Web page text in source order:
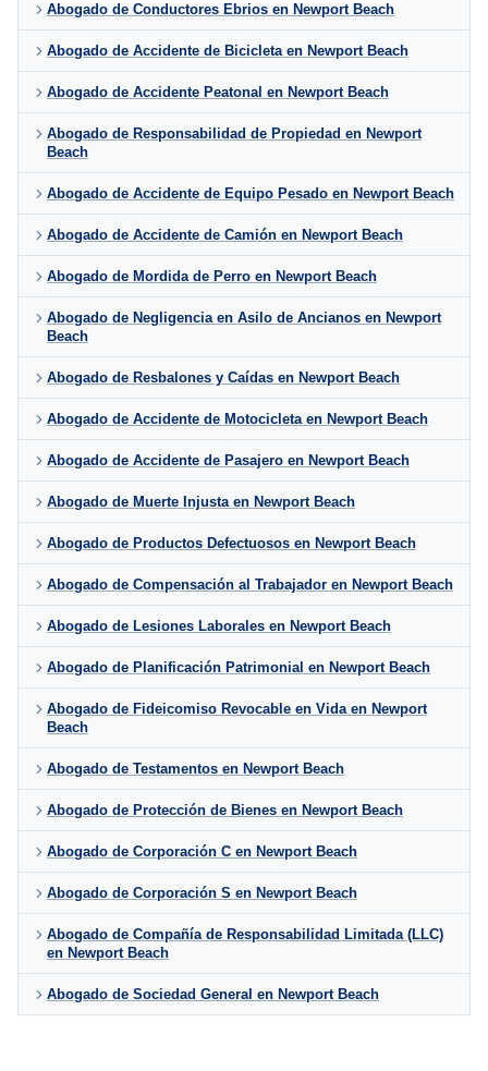
Abogado de Conductores Ebrios en Newport Beach
Abogado de Accidente de Bicicleta en Newport Beach
Abogado de Accidente Peatonal en Newport Beach
Abogado de Responsabilidad de Propiedad en Newport
Beach
Abogado de Accidente de Equipo Pesado en Newport Beach
Abogado de Accidente de Camión en Newport Beach
Abogado de Mordida de Perro en Newport Beach
Abogado de Negligencia en Asilo de Ancianos en Newport
Beach
Abogado de Resbalones y Caídas en Newport Beach
Abogado de Accidente de Motocicleta en Newport Beach
Abogado de Accidente de Pasajero en Newport Beach
Abogado de Muerte Injusta en Newport Beach
Abogado de Productos Defectuosos en Newport Beach
Abogado de Compensación al Trabajador en Newport Beach
Abogado de Lesiones Laborales en Newport Beach
Abogado de Planificación Patrimonial en Newport Beach
Abogado de Fideicomiso Revocable en Vida en Newport
Beach
Abogado de Testamentos en Newport Beach
Abogado de Protección de Bienes en Newport Beach
Abogado de Corporación C en Newport Beach
Abogado de Corporación S en Newport Beach
Abogado de Compañía de Responsabilidad Limitada (LLC)
en Newport Beach
Abogado de Sociedad General en Newport Beach